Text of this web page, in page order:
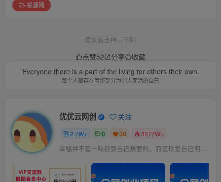
福源网
喜欢就支持一下吧
点赞52 分享
收藏
Everyone there is a part of the living for others their own.
每个人都存在着那部分为别人而活的自己
优优云网创 关注
2.7W+ 0 30 3277W+
幸福并不是一味得到自己想要的，而是珍爱自己拥有的